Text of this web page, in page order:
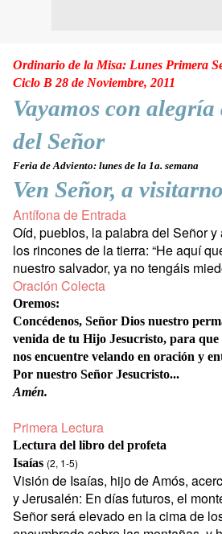
Ordinario de la Misa: Lunes Primera
Ciclo B 28 de Noviembre, 2011
Vayamos con
del Señor
Feria de Adviento: lunes de la 1a. semana
Ven Señor, a
Antífona de Entrada
Oíd, pueblos, la palabra del Señor
los rincones de la tierra: “He aquí
nuestro salvador, ya no tengáis
Oración Colecta
Oremos:
Concédenos, Señor Dios nuestro
venida de tu Hijo Jesucristo, para
nos encuentre velando en oración y
Por nuestro Señor Jesucristo...
Amén.
Primera Lectura
Lectura del libro del profeta
Isaías (2, 1-5)
Visión de Isaías, hijo de Amós,
y Jerusalén: En días futuros, el
Señor será elevado en la cima de